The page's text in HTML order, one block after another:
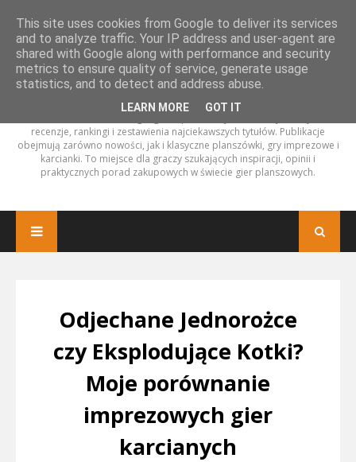
recenzje, rankingi i zestawienia najciekawszych tytułów. Publikacje
obejmują zarówno nowości, jak i klasyczne planszówki, gry imprezowe i
karcianki. To miejsce dla graczy szukających inspiracji, opinii i
praktycznych porad zakupowych w świecie gier planszowych.
Odjechane Jednorożce
czy Eksplodujące Kotki?
Moje porównanie
imprezowych gier
karcianych
This site uses cookies from Google to deliver its services
and to analyze traffic. Your IP address and user-agent are
shared with Google along with performance and security
metrics to ensure quality of service, generate usage
statistics, and to detect and address abuse.
LEARN MORE GOT IT